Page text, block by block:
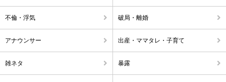
不倫・浮気 破局・離婚
アナウンサー 出産・ママタレ・子育て
雑ネタ 暴露